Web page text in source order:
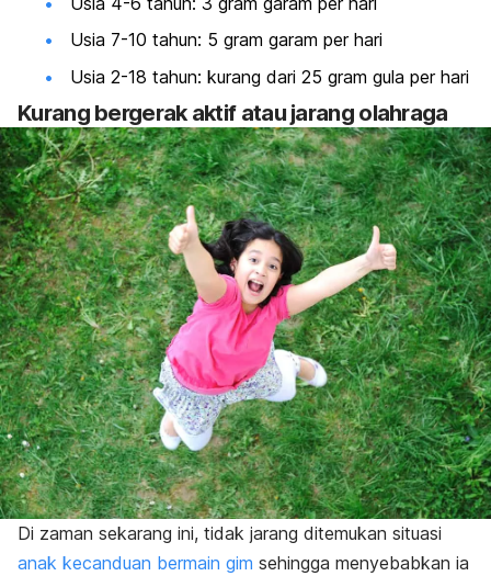
Usia 7-10 tahun: 5 gram garam per hari
Usia 2-18 tahun: kurang dari 25 gram gula per hari
Kurang bergerak aktif atau jarang olahraga
Di zaman sekarang ini, tidak jarang ditemukan situasi
anak kecanduan bermain gim sehingga menyebabkan ia